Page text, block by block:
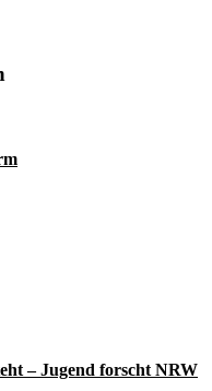
– Jugend forscht NRW